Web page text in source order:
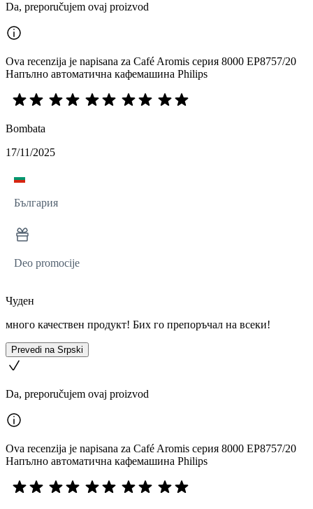
Da, preporučujem ovaj proizvod
Ova recenzija je napisana za Café Aromis серия 8000 EP8757/20
Напълно автоматична кафемашина Philips
Bombata
17/11/2025
България
Deo promocije
Чуден
много качествен продукт! Бих го препоръчал на всеки!
Prevedi na Srpski
Da, preporučujem ovaj proizvod
Ova recenzija je napisana za Café Aromis серия 8000 EP8757/20
Напълно автоматична кафемашина Philips